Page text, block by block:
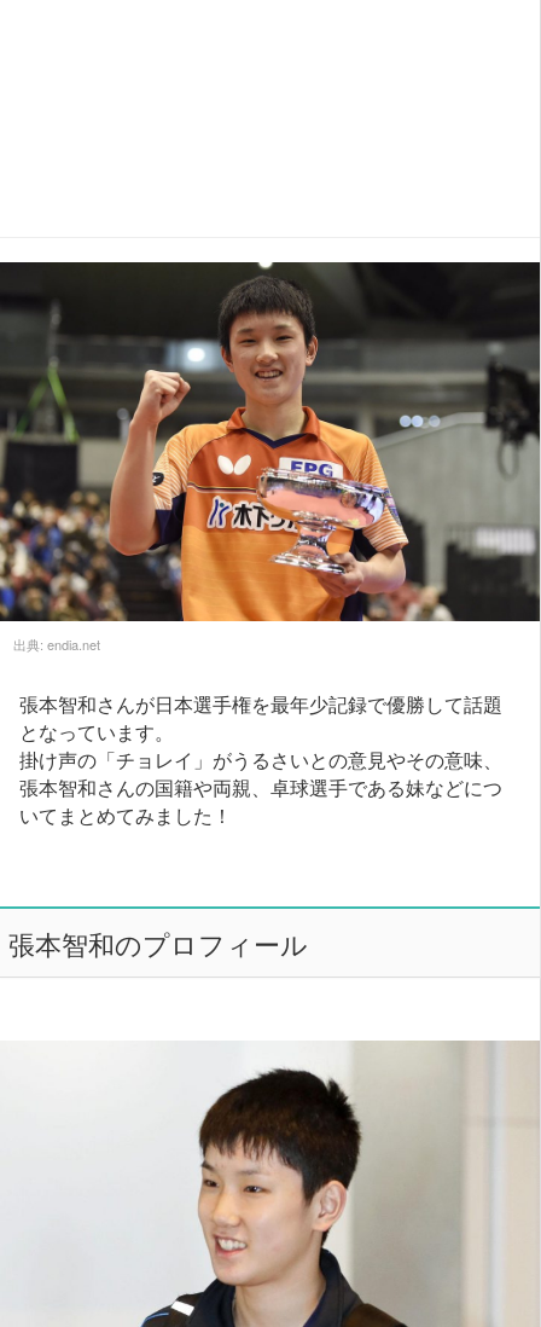
出典: endia.net
張本智和さんが日本選手権を最年少記録で優勝して話題
となっています。
掛け声の「チョレイ」がうるさいとの意見やその意味、
張本智和さんの国籍や両親、卓球選手である妹などにつ
いてまとめてみました！
張本智和のプロフィール